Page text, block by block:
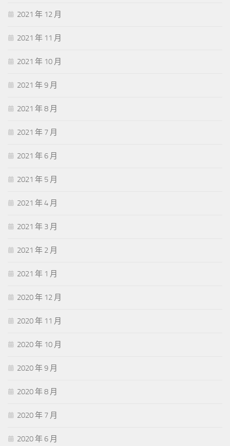
2021 年 12 月
2021 年 11 月
2021 年 10 月
2021 年 9 月
2021 年 8 月
2021 年 7 月
2021 年 6 月
2021 年 5 月
2021 年 4 月
2021 年 3 月
2021 年 2 月
2021 年 1 月
2020 年 12 月
2020 年 11 月
2020 年 10 月
2020 年 9 月
2020 年 8 月
2020 年 7 月
2020 年 6 月